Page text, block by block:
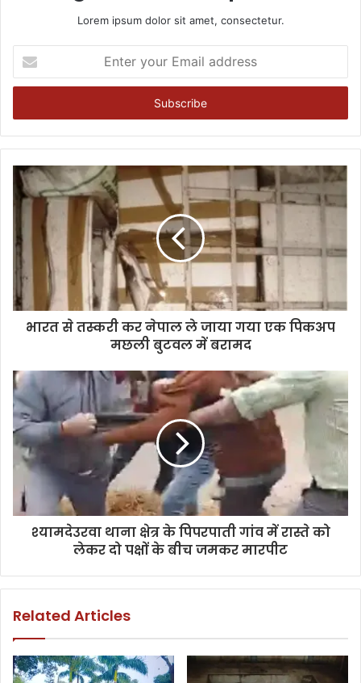
Lorem ipsum dolor sit amet, consectetur.
your
Email
भारत से तस्करी कर नेपाल ले जाया गया एक पिकअप
मछली बुटवल में बरामद
श्यामदेउरवा थाना क्षेत्र के पिपरपाती गांव में रास्ते को
लेकर दो पक्षों के बीच जमकर मारपीट
Related Articles